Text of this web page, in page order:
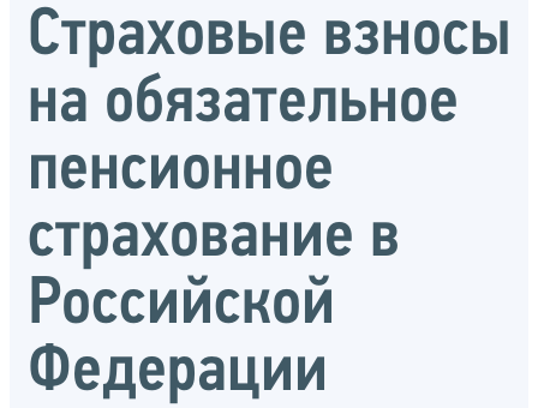
Страховые взносы
на обязательное
пенсионное
страхование в
Российской
Федерации